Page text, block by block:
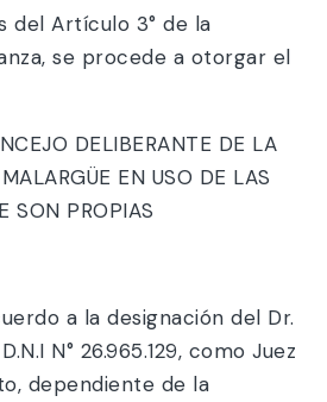
del Artículo 3° de la
se procede a otorgar el
DELIBERANTE DE LA
EN USO DE LAS
SON PROPIAS
a la designación del Dr.
N° 26.965.129, como Juez
dependiente de la